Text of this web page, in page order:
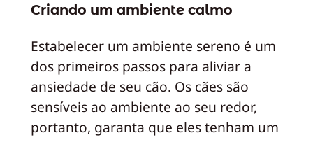
Criando um ambiente calmo
Estabelecer um ambiente sereno é um
dos primeiros passos para aliviar a
ansiedade de seu cão. Os cães são
sensíveis ao ambiente ao seu redor,
portanto, garanta que eles tenham um